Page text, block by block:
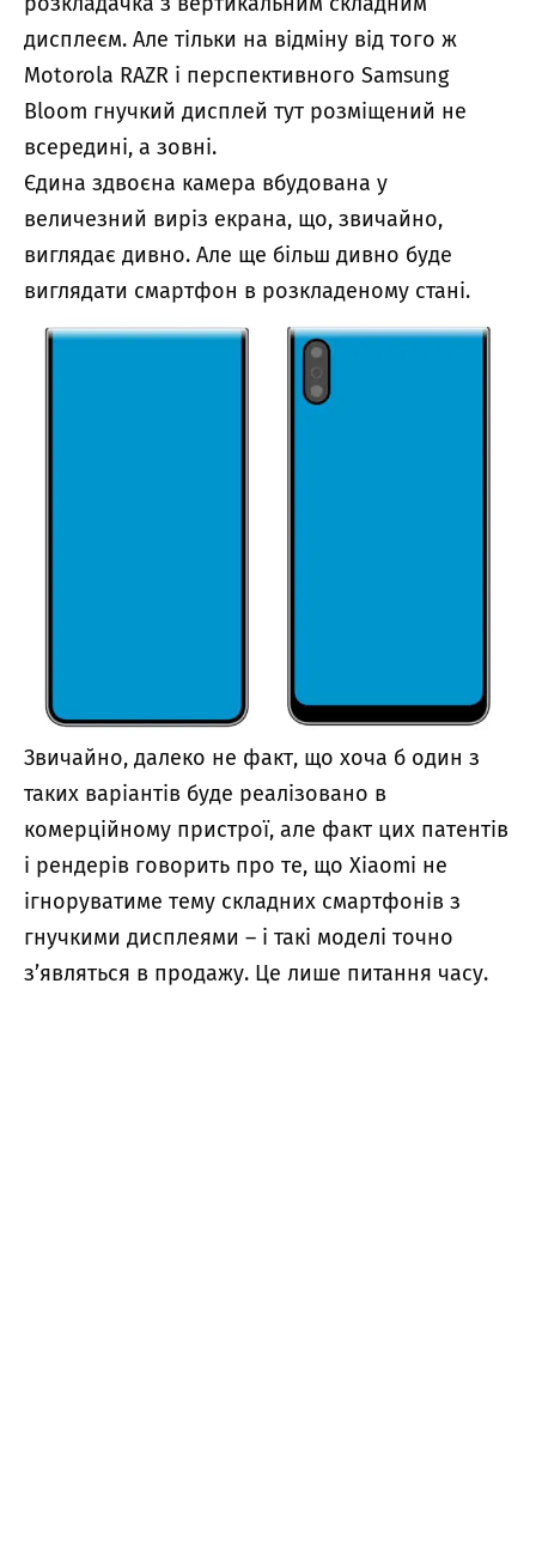
дисплеєм. Але тільки на відміну від того ж
Motorola RAZR і перспективного Samsung
Bloom гнучкий дисплей тут розміщений не
всередині, а зовні.
Єдина здвоєна камера вбудована у
величезний виріз екрана, що, звичайно,
виглядає дивно. Але ще більш дивно буде
виглядати смартфон в розкладеному стані.
Звичайно, далеко не факт, що хоча б один з
таких варіантів буде реалізовано в
комерційному пристрої, але факт цих патентів
і рендерів говорить про те, що Xiaomi не
ігноруватиме тему складних смартфонів з
гнучкими дисплеями – і такі моделі точно
з’являться в продажу. Це лише питання часу.